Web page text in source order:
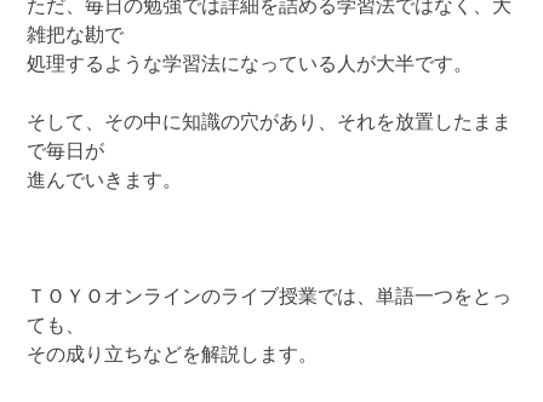
ただ、毎日の勉強では詳細を詰める学習法ではなく、大
雑把な勘で
処理するような学習法になっている人が大半です。
そして、その中に知識の穴があり、それを放置したまま
で毎日が
進んでいきます。
ＴＯＹＯオンラインのライブ授業では、単語一つをとっ
ても、
その成り立ちなどを解説します。